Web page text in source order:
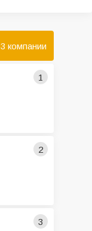
3 компании
1
2
3